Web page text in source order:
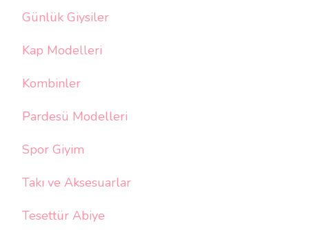
Günlük Giysiler
Kap Modelleri
Kombinler
Pardesü Modelleri
Spor Giyim
Takı ve Aksesuarlar
Tesettür Abiye